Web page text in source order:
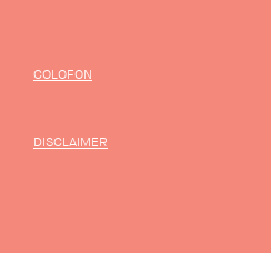
COLOFON
DISCLAIMER